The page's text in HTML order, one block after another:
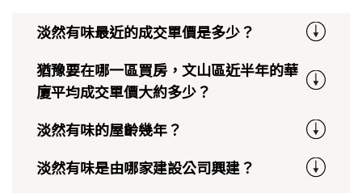
淡然有味最近的成交單價是多少？
猶豫要在哪一區買房，文山區近半年的華
廈平均成交單價大約多少？
淡然有味的屋齡幾年？
淡然有味是由哪家建設公司興建？